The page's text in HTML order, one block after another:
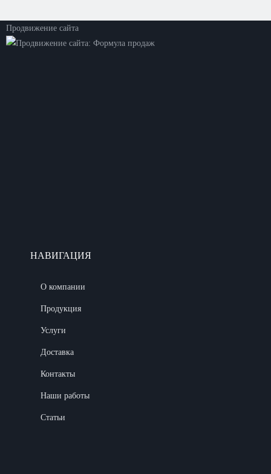
Продвижение сайта
НАВИГАЦИЯ
О компании
Продукция
Услуги
Доставка
Контакты
Наши работы
Статьи